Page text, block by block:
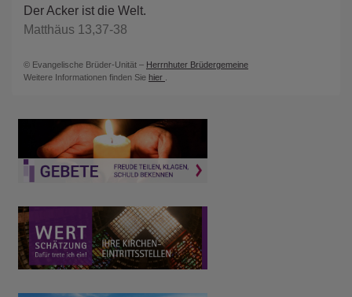
Der Acker ist die Welt.
Matthäus 13,37-38
© Evangelische Brüder-Unität – Herrnhuter Brüdergemeine
Weitere Informationen finden Sie hier